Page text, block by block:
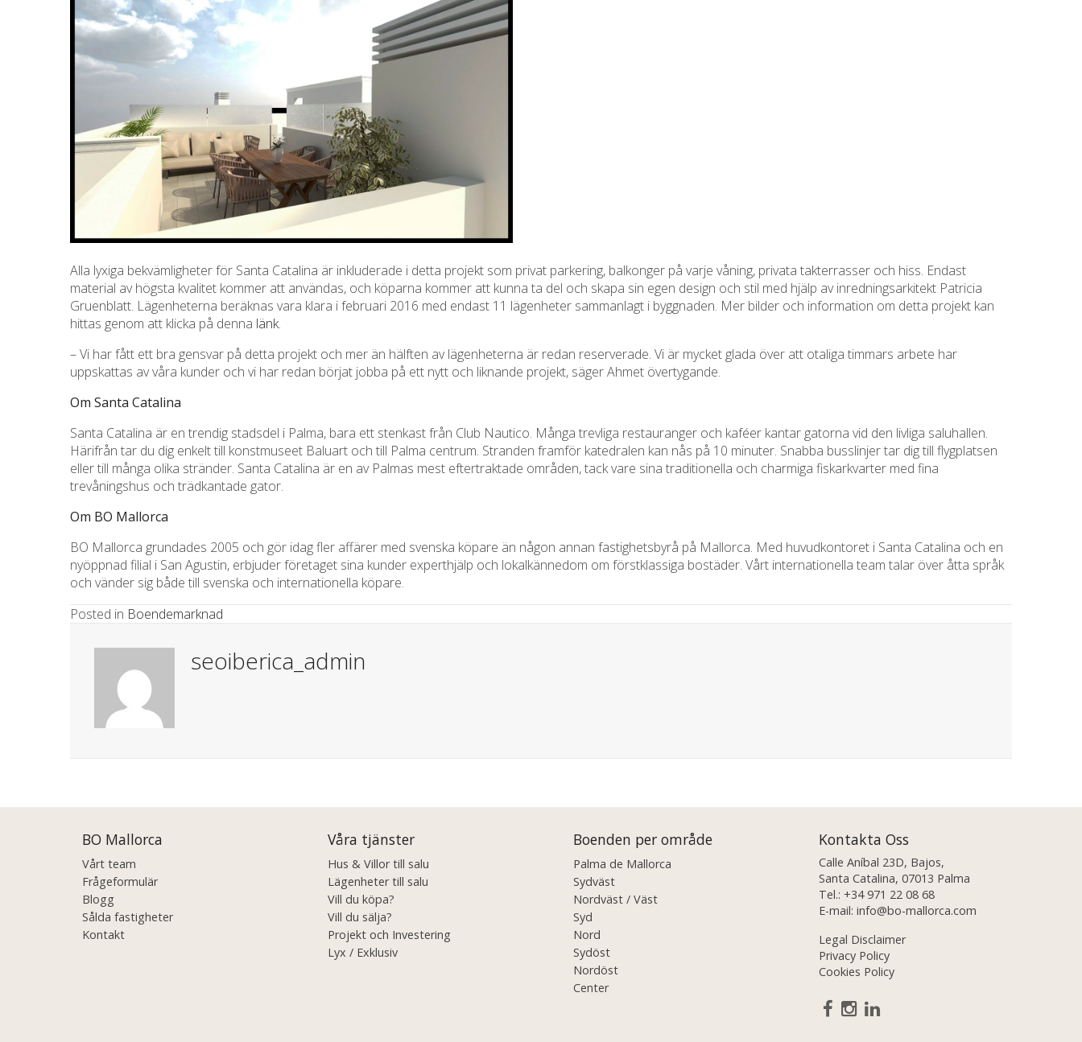
Alla lyxiga bekvämligheter för Santa Catalina är inkluderade i detta projekt som privat parkering, balkonger på varje våning, privata takterrasser och hiss. Endast
material av högsta kvalitet kommer att användas, och köparna kommer att kunna ta del och skapa sin egen design och stil med hjälp av inredningsarkitekt Patricia
Gruenblatt. Lägenheterna beräknas vara klara i februari 2016 med endast 11 lägenheter sammanlagt i byggnaden. Mer bilder och information om detta projekt kan
hittas genom att klicka på denna länk.
– Vi har fått ett bra gensvar på detta projekt och mer än hälften av lägenheterna är redan reserverade. Vi är mycket glada över att otaliga timmars arbete har
uppskattas av våra kunder och vi har redan börjat jobba på ett nytt och liknande projekt, säger Ahmet övertygande.
Om Santa Catalina
Santa Catalina är en trendig stadsdel i Palma, bara ett stenkast från Club Nautico. Många trevliga restauranger och kaféer kantar gatorna vid den livliga saluhallen.
Härifrån tar du dig enkelt till konstmuseet Baluart och till Palma centrum. Stranden framför katedralen kan nås på 10 minuter. Snabba busslinjer tar dig till flygplatsen
eller till många olika stränder. Santa Catalina är en av Palmas mest eftertraktade områden, tack vare sina traditionella och charmiga fiskarkvarter med fina
trevåningshus och trädkantade gator.
Om BO Mallorca
BO Mallorca grundades 2005 och gör idag fler affärer med svenska köpare än någon annan fastighetsbyrå på Mallorca. Med huvudkontoret i Santa Catalina och en
nyöppnad filial i San Agustin, erbjuder företaget sina kunder experthjälp och lokalkännedom om förstklassiga bostäder. Vårt internationella team talar över åtta språk
och vänder sig både till svenska och internationella köpare.
Posted in Boendemarknad
seoiberica_admin
navigation
BO Mallorca
Vårt team
Frågeformulär
Blogg
Sålda fastigheter
Kontakt
Våra tjänster
Hus & Villor till salu
Lägenheter till salu
Vill du köpa?
Vill du sälja?
Projekt och Investering
Lyx / Exklusiv
Boenden per område
Palma de Mallorca
Sydväst
Nordväst / Väst
Syd
Nord
Sydöst
Nordöst
Center
Kontakta Oss
Calle Aníbal 23D, Bajos,
Santa Catalina, 07013 Palma
Tel.: +34 971 22 08 68
E-mail: info@bo-mallorca.com
Legal Disclaimer
Privacy Policy
Cookies Policy